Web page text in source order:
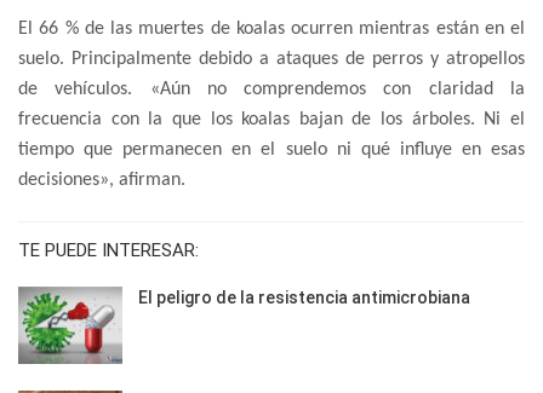
El 66 % de las muertes de koalas ocurren mientras están en el
suelo. Principalmente debido a ataques de perros y atropellos
de vehículos. «Aún no comprendemos con claridad la
frecuencia con la que los koalas bajan de los árboles. Ni el
tiempo que permanecen en el suelo ni qué influye en esas
decisiones», afirman.
TE PUEDE INTERESAR:
El peligro de la resistencia antimicrobiana